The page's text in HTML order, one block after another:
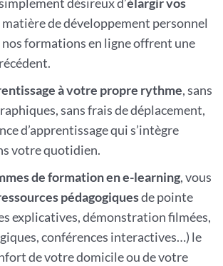
de développement personnel
formations en ligne offrent une
à votre propre rythme, sans
sans frais de déplacement,
d’apprentissage qui s’intègre
votre quotidien.
de formation en e-learning, vous
pédagogiquesde pointe
explicatives, démonstration filmées,
conférences interactives…) le
de votre domicile ou de votre